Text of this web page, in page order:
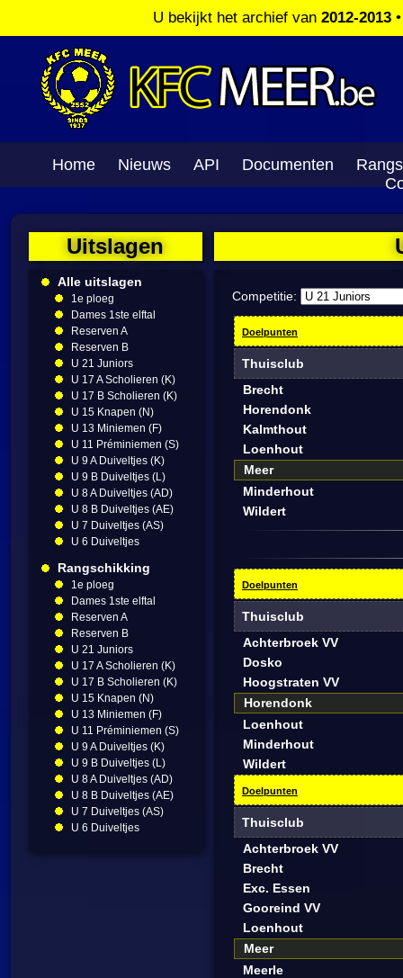
U bekijkt het archief van 2012-2013
Home Nieuws API Documenten
Uitslagen
Alle uitslagen
1e ploeg
Dames 1ste elftal
Reserven A
Reserven B
U 21 Juniors
U 17 A Scholieren (K)
U 17 B Scholieren (K)
U 15 Knapen (N)
U 13 Miniemen (F)
U 11 Préminiemen (S)
U 9 A Duiveltjes (K)
U 9 B Duiveltjes (L)
U 8 A Duiveltjes (AD)
U 8 B Duiveltjes (AE)
U 7 Duiveltjes (AS)
U 6 Duiveltjes
Rangschikking
1e ploeg
Dames 1ste elftal
Reserven A
Reserven B
U 21 Juniors
U 17 A Scholieren (K)
U 17 B Scholieren (K)
U 15 Knapen (N)
U 13 Miniemen (F)
U 11 Préminiemen (S)
U 9 A Duiveltjes (K)
U 9 B Duiveltjes (L)
U 8 A Duiveltjes (AD)
U 8 B Duiveltjes (AE)
U 7 Duiveltjes (AS)
U 6 Duiveltjes
Competitie:
Doelpunten
Thuisclub
Brecht
Horendonk
Kalmthout
Loenhout
Meer
Minderhout
Wildert
Doelpunten
Thuisclub
Achterbroek VV
Dosko
Hoogstraten VV
Horendonk
Loenhout
Minderhout
Wildert
Doelpunten
Thuisclub
Achterbroek VV
Brecht
Exc. Essen
Gooreind VV
Loenhout
Meer
Meerle